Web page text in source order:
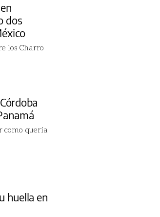
dos
los Charro
como quería
huella en